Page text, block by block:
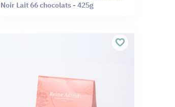
Noir Lait 66 chocolats - 425g